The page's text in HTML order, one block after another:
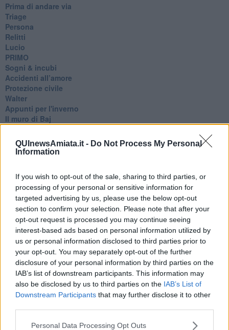
QUInewsAmiata.it - Do Not Process My Personal
Information
If you wish to opt-out of the sale, sharing to third parties, or
processing of your personal or sensitive information for
targeted advertising by us, please use the below opt-out
section to confirm your selection. Please note that after your
opt-out request is processed you may continue seeing
interest-based ads based on personal information utilized by
us or personal information disclosed to third parties prior to
your opt-out. You may separately opt-out of the further
disclosure of your personal information by third parties on the
IAB’s list of downstream participants. This information may
also be disclosed by us to third parties on the IAB’s List of
Downstream Participants that may further disclose it to other
Personal Data Processing Opt Outs
Prima di andare via
Triage
Persona
Relitti
Lucio
PRIMO
Sogni & incubi
Accidenti all’amore
Protezione civile
Walter
Appunti per l'inverno
Il muro di Baj
La tempesta e altro
Umani
Amarezza
Colpa & merito
Vento
​LA PANCHINA ROSSA Requiem per il Commissario
Ospedali del cuore
Coraçào
Charlie
Il telefono del vento
Testamento & Commiato
Poeta
​La colpa - Memorie del commissario
Autunno
Somnium
Fly me to the moon